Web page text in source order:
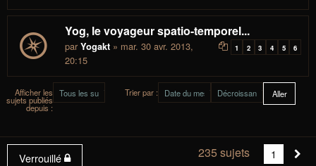
Yog, le voyageur spatio-temporel...
1 2 3 4 5 6
par Yogakt » mar. 30 avr. 2013,
20:15
Afficher les
sujets publiés
depuis :
Trier par :
Verrouillé 235 sujets
Vous
1